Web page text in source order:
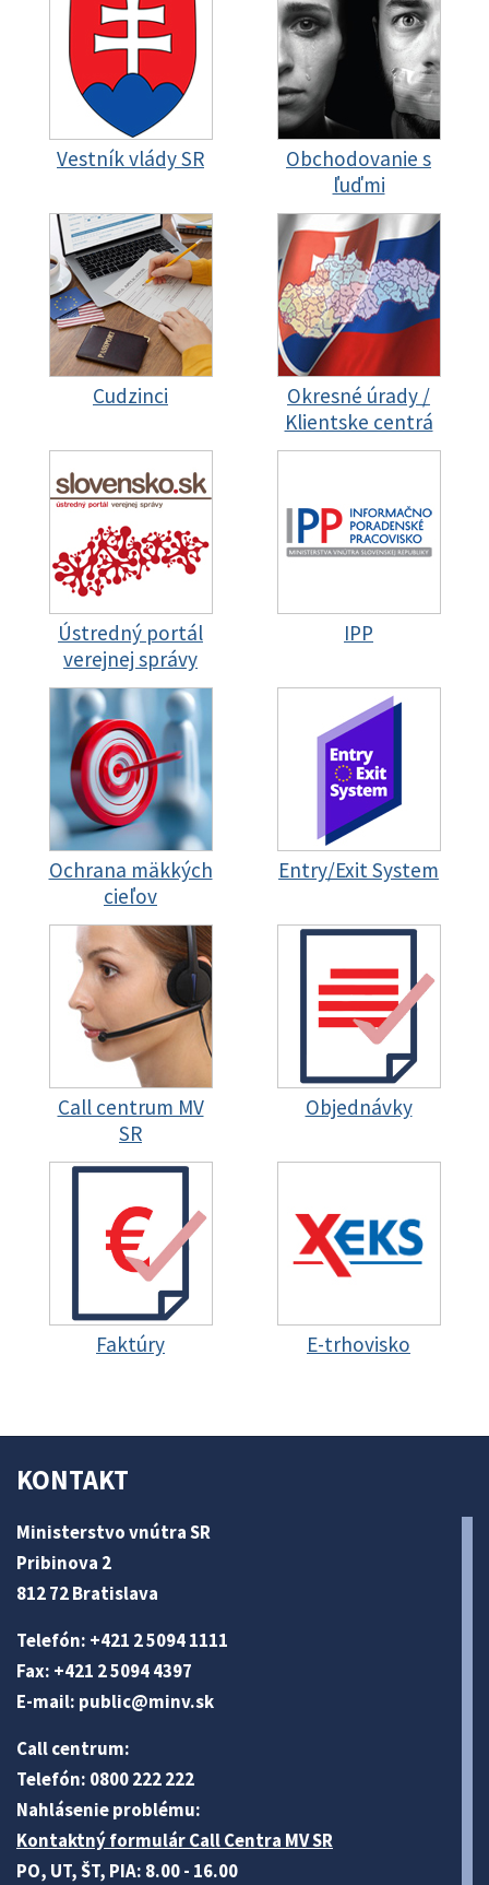
Vestník vlády SR
Obchodovanie s
ľuďmi
Cudzinci
Okresné úrady /
Klientske centrá
Ústredný portál
verejnej správy
IPP
Ochrana mäkkých
cieľov
Entry/Exit System
Call centrum MV
SR
Objednávky
Faktúry E-trhovisko
KONTAKT
Ministerstvo vnútra SR
Pribinova 2
812 72 Bratislava
Telefón: +421 2 5094 1111
Fax: +421 2 5094 4397
E-mail: public@minv.sk
Call centrum:
Telefón: 0800 222 222
Nahlásenie problému:
Kontaktný formulár Call Centra MV SR
PO, UT, ŠT, PIA: 8.00 - 16.00